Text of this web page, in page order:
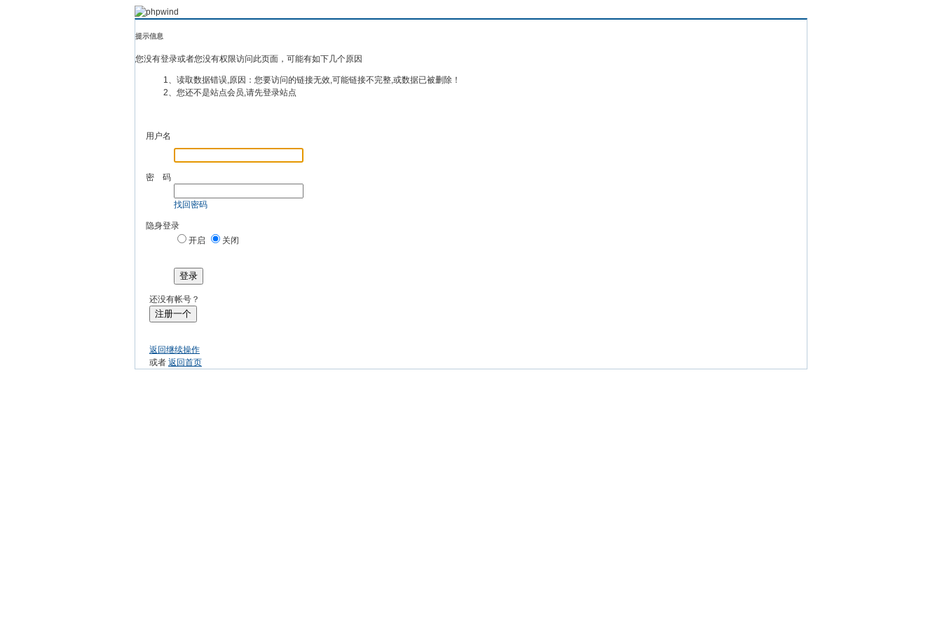
提示信息
您没有登录或者您没有权限访问此页面，可能有如下几个原因
1、读取数据错误,原因：您要访问的链接无效,可能链接不完整,或数据已被删除！
2、您还不是站点会员,请先登录站点
用户名
密 码
找回密码
隐身登录
开启
关闭
登录
还没有帐号？
注册一个
返回继续操作
或者 返回首页